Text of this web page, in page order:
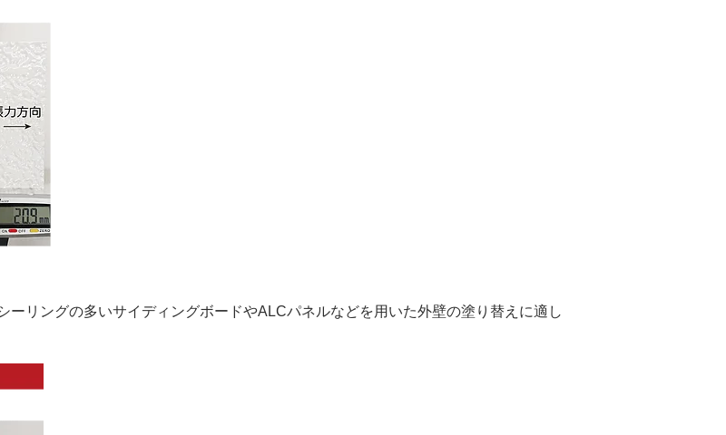
リングの多いサイディングボードやALCパネルなどを用いた外壁の塗り替えに適し